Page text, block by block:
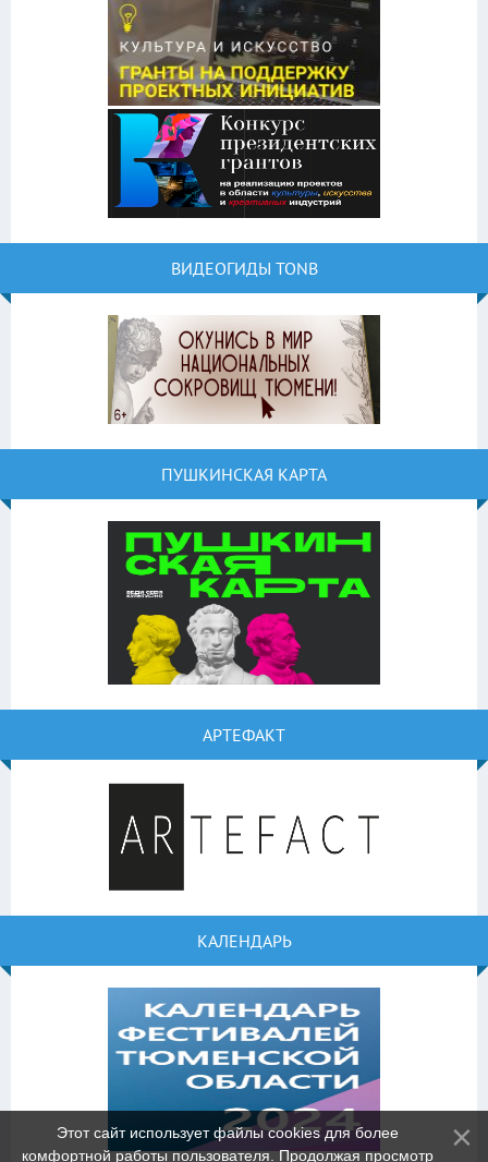
ВИДЕОГИДЫ TONB
ПУШКИНСКАЯ КАРТА
АРТЕФАКТ
КАЛЕНДАРЬ
Этот сайт использует файлы cookies для более
комфортной работы пользователя. Продолжая просмотр